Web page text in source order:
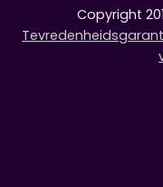
Copyright